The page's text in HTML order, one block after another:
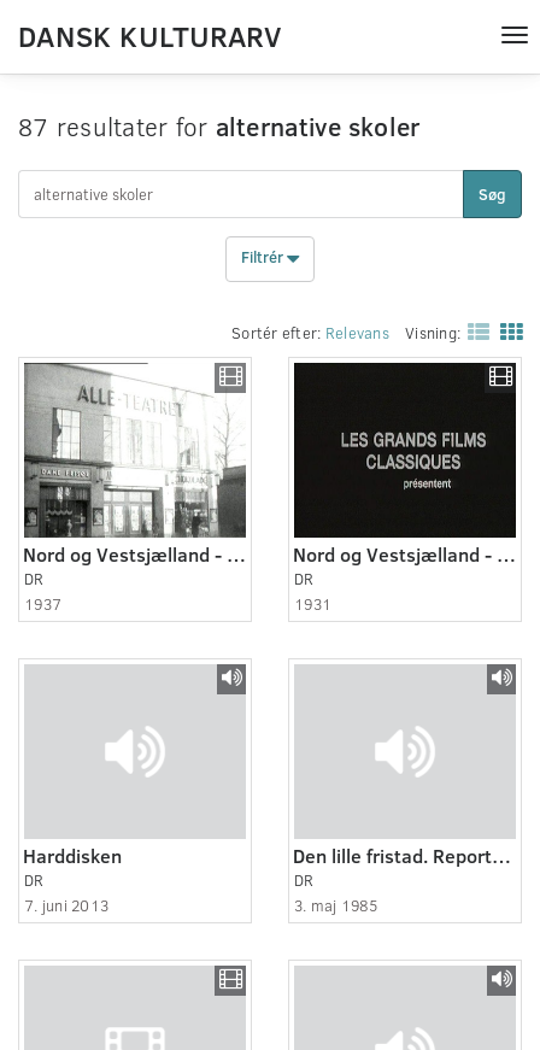
DANSK KULTURARV
87 resultater for alternative skoler
Søg
Filtrér
Sortér efter: Relevans Visning:
Nord og Vestsjælland - Gentofte og omegn 1937
DR
1937
Nord og Vestsjælland - Lyngby og Tårbæk 1931 - 1941
DR
1931
Harddisken
DR
7. juni 2013
Den lille fristad. Reportage fra det alternativenarkotikabehandlingssted ved Holbæk.
DR
3. maj 1985